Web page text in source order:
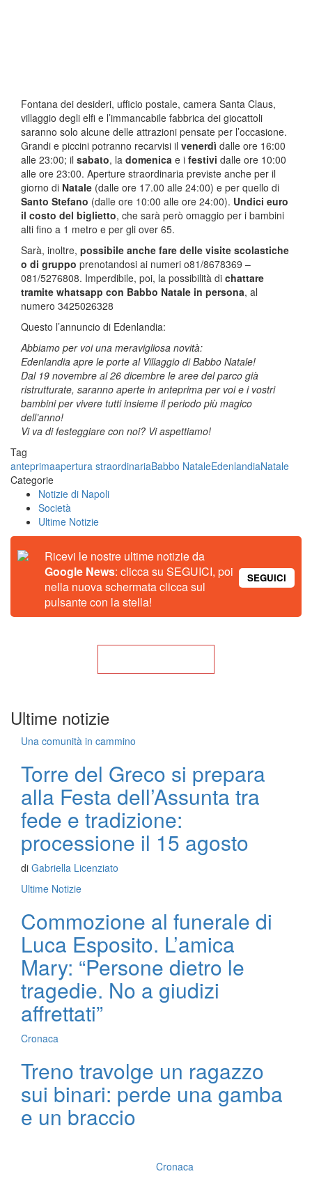
Fontana dei desideri, ufficio postale, camera Santa Claus,
villaggio degli elfi e l’immancabile fabbrica dei giocattoli
saranno solo alcune delle attrazioni pensate per l’occasione.
Grandi e piccini potranno recarvisi il venerdì dalle ore 16:00
alle 23:00; il sabato, la domenica e i festivi dalle ore 10:00
alle ore 23:00. Aperture straordinaria previste anche per il
giorno di Natale (dalle ore 17.00 alle 24:00) e per quello di
Santo Stefano (dalle ore 10:00 alle ore 24:00). Undici euro
il costo del biglietto, che sarà però omaggio per i bambini
alti fino a 1 metro e per gli over 65.
Sarà, inoltre, possibile anche fare delle visite scolastiche
o di gruppo prenotandosi ai numeri o81/8678369 –
081/5276808. Imperdibile, poi, la possibilità di chattare
tramite whatsapp con Babbo Natale in persona, al
numero 3425026328
Questo l’annuncio di Edenlandia:
Abbiamo per voi una meravigliosa novità:
Edenlandia apre le porte al Villaggio di Babbo Natale!
Dal 19 novembre al 26 dicembre le aree del parco già
ristrutturate, saranno aperte in anteprima per voi e i vostri
bambini per vivere tutti insieme il periodo più magico
dell’anno!
Vi va di festeggiare con noi? Vi aspettiamo!
Tag
anteprimaapertura straordinariaBabbo NataleEdenlandiaNatale
Categorie
Notizie di Napoli
Società
Ultime Notizie
Ricevi le nostre ultime notizie da
Google News: clicca su SEGUICI, poi
nella nuova schermata clicca sul
pulsante con la stella!
SEGUICI
Ultime notizie
Una comunità in cammino
Torre del Greco si prepara
alla Festa dell’Assunta tra
fede e tradizione:
processione il 15 agosto
di Gabriella Licenziato
Ultime Notizie
Commozione al funerale di
Luca Esposito. L’amica
Mary: “Persone dietro le
tragedie. No a giudizi
affrettati”
Cronaca
Treno travolge un ragazzo
sui binari: perde una gamba
e un braccio
Cronaca